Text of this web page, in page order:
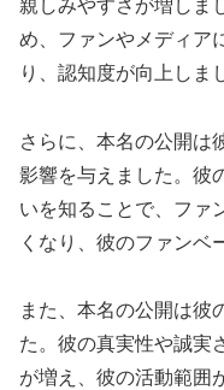
親しみやすさが増しま
め、ファンやメディア
り、認知度が向上しま
さらに、本名の公開は
影響を与えました。彼
いを知ることで、ファ
くなり、彼のファンベ
また、本名の公開は彼
た。彼の真実性や誠実
が増え、彼の活動範囲